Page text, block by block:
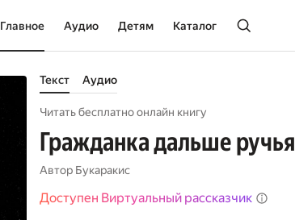
Главное Аудио Детям Каталог
Текст Аудио
Читать бесплатно онлайн книгу
Гражданка дальше ручья
Автор Букаракис
Доступен Виртуальный рассказчик